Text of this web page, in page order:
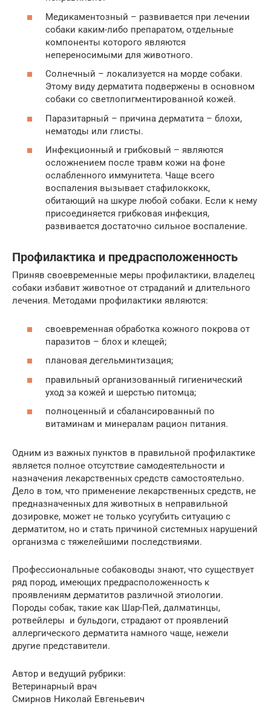
Медикаментозный – развивается при лечении
собаки каким-либо препаратом, отдельные
компоненты которого являются
непереносимыми для животного.
Солнечный – локализуется на морде собаки.
Этому виду дерматита подвержены в основном
собаки со светлопигментированной кожей.
Паразитарный – причина дерматита – блохи,
нематоды или глисты.
Инфекционный и грибковый – являются
осложнением после травм кожи на фоне
ослабленного иммунитета. Чаще всего
воспаления вызывает стафилоккокк,
обитающий на шкуре любой собаки. Если к нему
присоединяется грибковая инфекция,
развивается достаточно сильное воспаление.
Профилактика и предрасположенность
Приняв своевременные меры профилактики, владелец
собаки избавит животное от страданий и длительного
лечения. Методами профилактики являются:
своевременная обработка кожного покрова от
паразитов – блох и клещей;
плановая дегельминтизация;
правильный организованный гигиенический
уход за кожей и шерстью питомца;
полноценный и сбалансированный по
витаминам и минералам рацион питания.
Одним из важных пунктов в правильной профилактике
является полное отсутствие самодеятельности и
назначения лекарственных средств самостоятельно.
Дело в том, что применение лекарственных средств, не
предназначенных для животных в неправильной
дозировке, может не только усугубить ситуацию с
дерматитом, но и стать причиной системных нарушений
организма с тяжелейшими последствиями.
Профессиональные собаководы знают, что существует
ряд пород, имеющих предрасположенность к
проявлениям дерматитов различной этиологии.
Породы собак, такие как Шар-Пей, далматинцы,
ротвейлеры и бульдоги, страдают от проявлений
аллергического дерматита намного чаще, нежели
другие представители.
Автор и ведущий рубрики:
Ветеринарный врач
Смирнов Николай Евгеньевич